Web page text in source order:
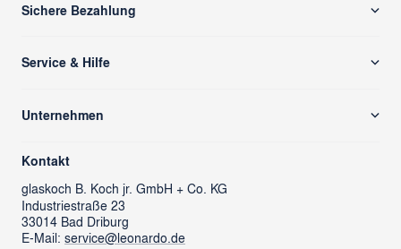
Sichere Bezahlung
Unternehmen
Über uns
LEONARDO News
Karriere
Service & Hilfe
Kontaktformular
Ansprechpartner & Presse
LEONARDO Firmengeschenke
FAQs
Kontakt
glaskoch B. Koch jr. GmbH + Co. KG
Industriestraße 23
33014 Bad Driburg
E-Mail: service@leonardo.de